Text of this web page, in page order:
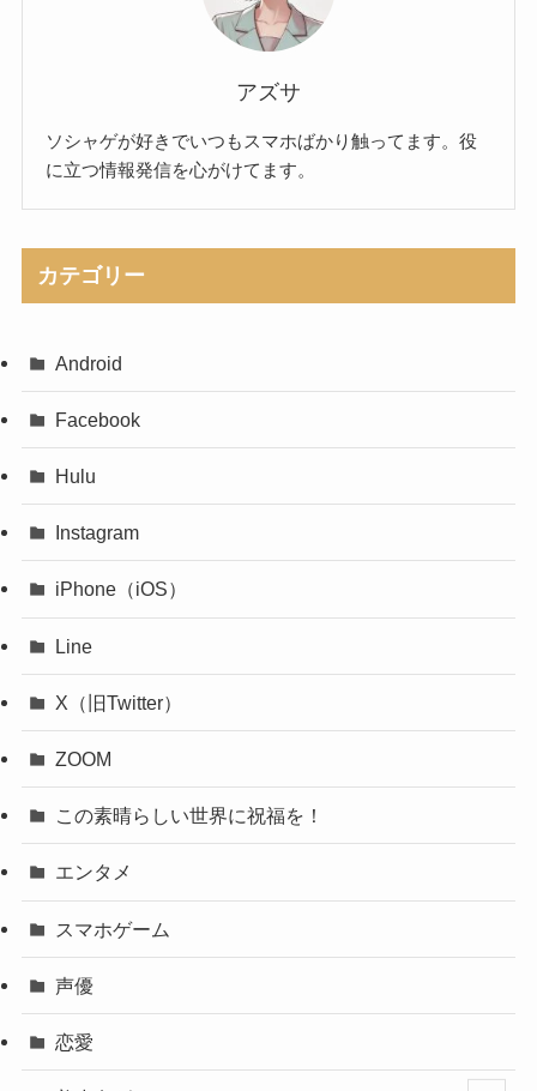
アズサ
ソシャゲが好きでいつもスマホばかり触ってます。役
に立つ情報発信を心がけてます。
カテゴリー
Android
Facebook
Hulu
Instagram
iPhone（iOS）
Line
X（旧Twitter）
ZOOM
この素晴らしい世界に祝福を！
エンタメ
スマホゲーム
声優
恋愛